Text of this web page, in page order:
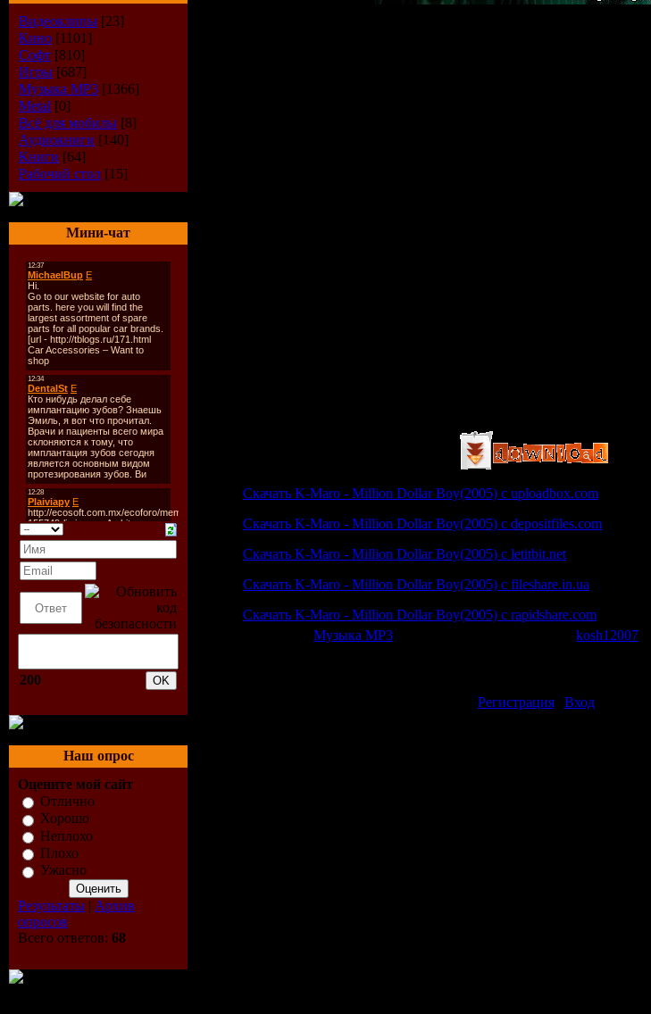
Видеоклипы [23]
Кино [1101]
Софт [810]
Игры [687]
Музыка МР3 [1366]
Metal [0]
Всё для мобилы [8]
Аудиокниги [140]
Книги [64]
Рабочий стол [15]
Мини-чат
200
Наш опрос
Оцените мой сайт
Отлично
Хорошо
Неплохо
Плохо
Ужасно
Результаты | Архив
опросов
Всего ответов: 68
Скачать K-Maro - Million Dollar Boy(2005) с uploadbox.com
Скачать K-Maro - Million Dollar Boy(2005) с depositfiles.com
Скачать K-Maro - Million Dollar Boy(2005) с letitbit.net
Скачать K-Maro - Million Dollar Boy(2005) с fileshare.in.ua
Скачать K-Maro - Million Dollar Boy(2005) с rapidshare.com
Музыка МР3 kosh12007
Регистрация| Вход]